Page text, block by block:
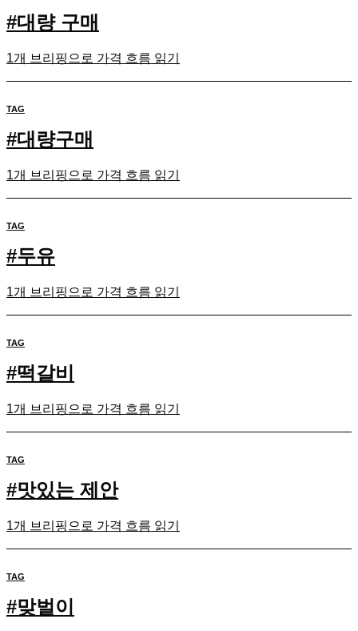
#대량 구매
1개 브리핑으로 가격 흐름 읽기
TAG
#대량구매
1개 브리핑으로 가격 흐름 읽기
TAG
#두유
1개 브리핑으로 가격 흐름 읽기
TAG
#떡갈비
1개 브리핑으로 가격 흐름 읽기
TAG
#맛있는 제안
1개 브리핑으로 가격 흐름 읽기
TAG
#맞벌이